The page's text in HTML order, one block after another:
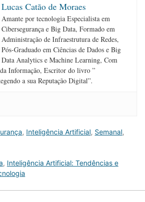
Lucas Catão de Moraes
Amante por tecnologia Especialista em
Cibersegurança e Big Data, Formado em
Administração de Infraestrutura de Redes,
Pós-Graduado em Ciências de Dados e Big
Data Analytics e Machine Learning, Com
Informação, Escritor do livro ”
a sua Reputação Digital”.
, Inteligência Artificial, Semanal,
, Inteligência Artificial: Tendências e